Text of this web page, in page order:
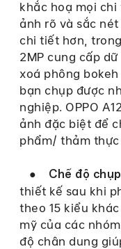
khắc hoạ mọi
ảnh rõ và sắc
chi tiết hơn,
2MP cung cấp
xoá phông
bạn chụp được
nghiệp. OPPO
ảnh đặc biệt để
phẩm/ thảm thực
● Chế độ
thiết kế sau khi
theo 15 kiểu
mỹ của các
độ chân dung